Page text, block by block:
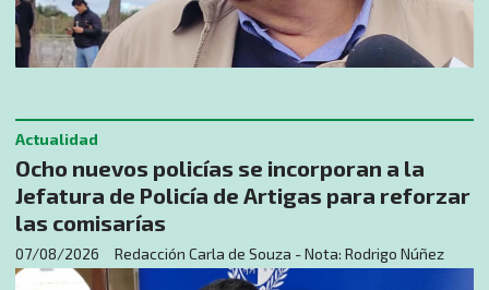
Ocho nuevos policías se incorporan a la
Jefatura de Policía de Artigas para reforzar
las comisarías
Redacción Carla de Souza - Nota: Rodrigo Núñez
Actualidad
07/08/2026